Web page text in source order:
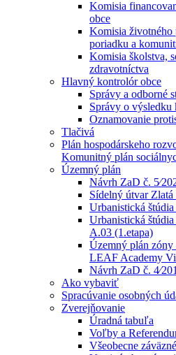
Komisia
obce
Komisia životného
poriadku a
Komisia školstva,
zdravotníctva
Hlavný kontrolór obce
Správy a odborné
Správy o
Oznamovanie
Tlačivá
Plán hospodárskeho
Komunitný plán
Územný plán
Návrh ZaD č.
Sídelný útvar
Urbanistická
Urbanistická
A.03 (1.etapa)
Územný plán
LEAF Academy
Návrh ZaD č.
Ako vybaviť
Spracúvanie osobných
Zverejňovanie
Úradná tabuľa
Voľby a
Všeobecne